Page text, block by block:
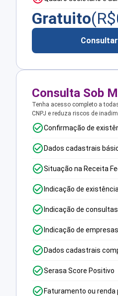
Gratuito(R$
Consulta Sob
Tenha acesso completo a
CNPJ e reduza riscos de
Confirmação de
Dados cadastrais
Situação na Receita
Indicação de
Indicação de
Indicação de
Dados cadastrais
Serasa Score Positivo
Faturamento ou renda